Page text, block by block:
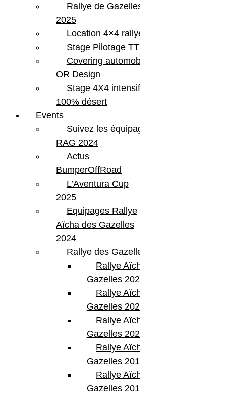
Rallye de Gazelles
2025
Location 4×4 rallye
Stage Pilotage TT
Covering automobile –
OR Design
Stage 4X4 intensif
100% désert
Events
Suivez les équipages
RAG 2024
Actus
BumperOffRoad
L’Aventura Cup
2025
Equipages Rallye
Aïcha des Gazelles
2024
Rallye des Gazelles
Rallye Aïcha des
Gazelles 2023
Rallye Aïcha des
Gazelles 2022
Rallye Aïcha des
Gazelles 2021 -30th
Rallye Aïcha des
Gazelles 2019
Rallye Aïcha des
Gazelles 2018